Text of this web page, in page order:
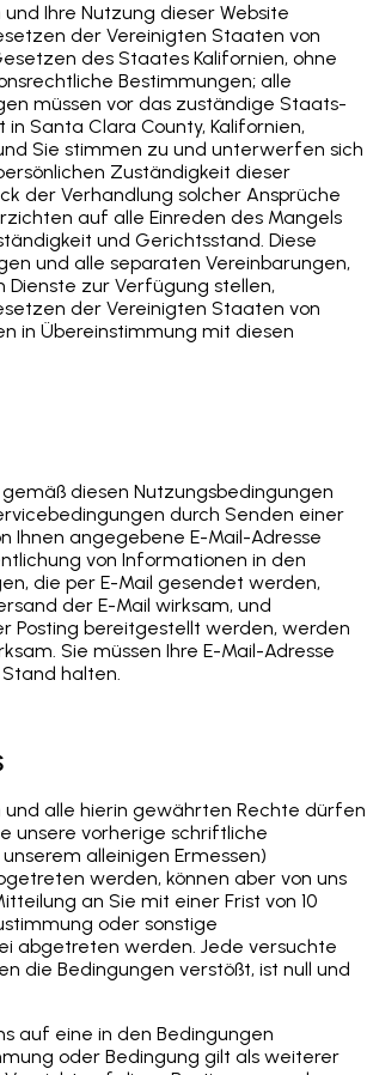
Ihre Nutzung dieser Website
der Vereinigten Staaten von
des Staates Kalifornien, ohne
Bestimmungen; alle
müssen vor das zuständige Staats-
Santa Clara County, Kalifornien,
Sie stimmen zu und unterwerfen sich
Zuständigkeit dieser
der Verhandlung solcher Ansprüche
auf alle Einreden des Mangels
und Gerichtsstand. Diese
und alle separaten Vereinbarungen,
Dienste zur Verfügung stellen,
der Vereinigten Staaten von
in Übereinstimmung mit diesen
gemäß diesen Nutzungsbedingungen
durch Senden einer
Ihnen angegebene E-Mail-Adresse
von Informationen in den
die per E-Mail gesendet werden,
der E-Mail wirksam, und
Posting bereitgestellt werden, werden
Sie müssen Ihre E-Mail-Adresse
halten.
und alle hierin gewährten Rechte dürfen
unsere vorherige schriftliche
alleinigen Ermessen)
werden, können aber von uns
an Sie mit einer Frist von 10
oder sonstige
abgetreten werden. Jede versuchte
die Bedingungen verstößt, ist null und
auf eine in den Bedingungen
oder Bedingung gilt als weiterer